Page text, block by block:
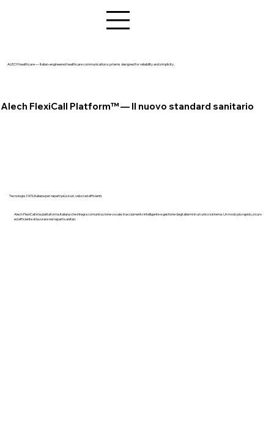
ALECH healthcare — Italian‑engineered healthcare communication systems designed for reliability and simplicity.
Alech FlexiCall Platform™ — Il nuovo standard sanitario
Tecnologia 100% italiana per reparti più sicuri, veloci ed efficienti.
Alech FlexiCall è la piattaforma italiana che integra comunicazione vocale, tracciamento intelligente e gestione degli allarmi in un unico sistema. Un modo più rapido, sicuro
ed efficiente di lavorare nei reparti sanitari.